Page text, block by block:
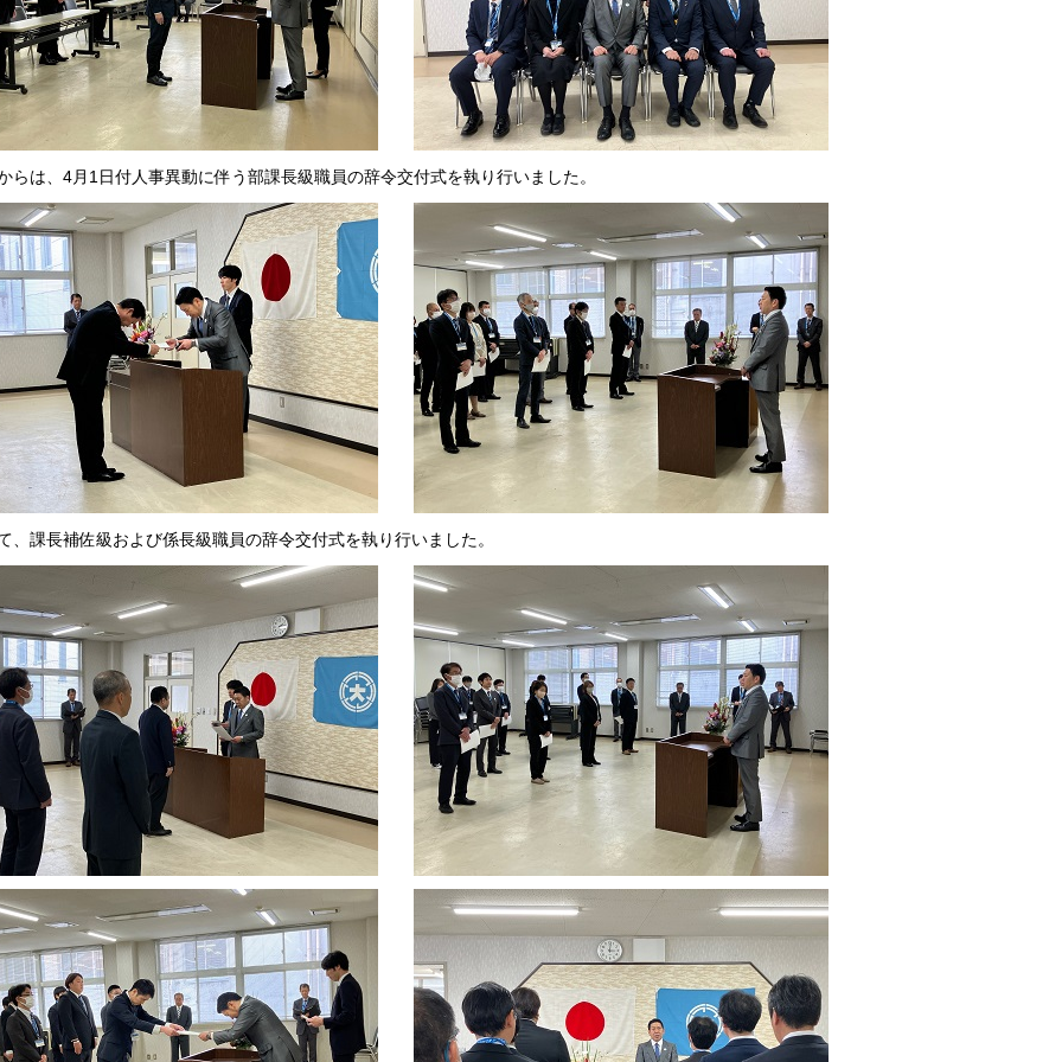
らは、4月1日付人事異動に伴う部課長級職員の辞令交付式を執り行いました。
、課長補佐級および係長級職員の辞令交付式を執り行いました。